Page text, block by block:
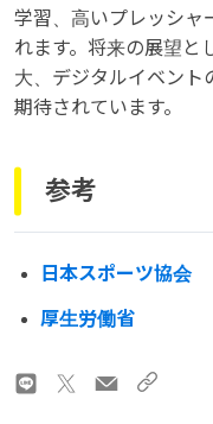
学習、高いプレッシャ
れます。将来の展望と
大、デジタルイベント
期待されています。
参考
日本スポーツ協会
厚生労働省